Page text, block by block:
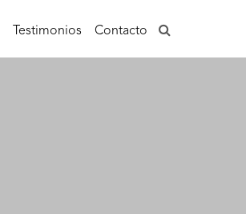
Testimonios Contacto